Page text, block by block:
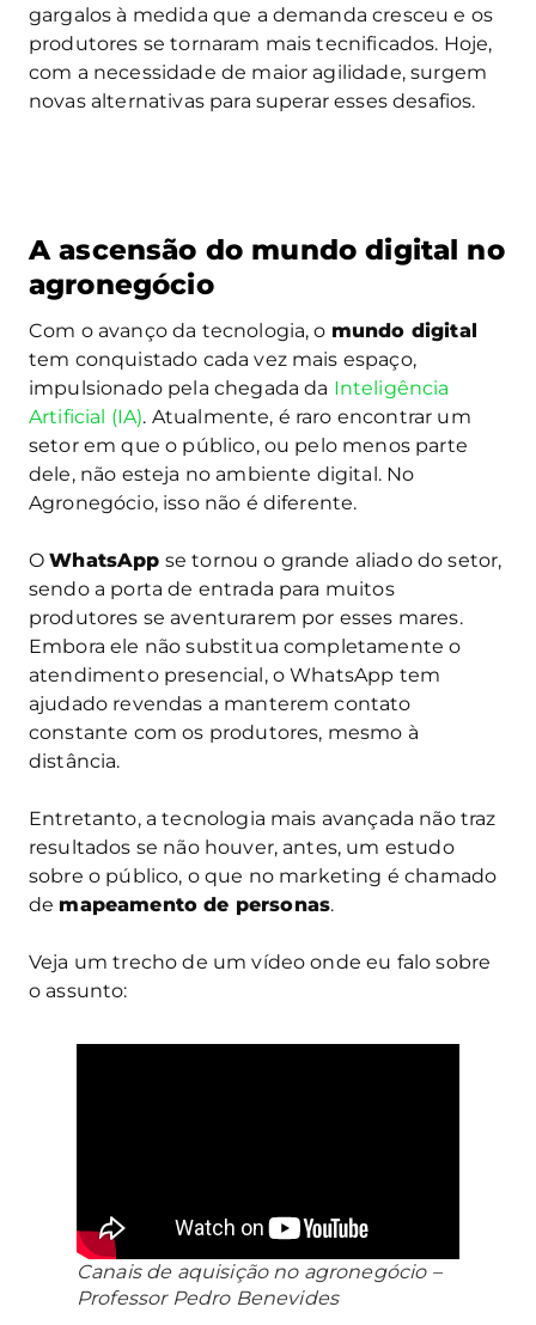
gargalos à medida que a demanda cresceu e os
produtores se tornaram mais tecnificados. Hoje,
com a necessidade de maior agilidade, surgem
novas alternativas para superar esses desafios.
A ascensão do mundo digital no
agronegócio
Com o avanço da tecnologia, o mundo digital
tem conquistado cada vez mais espaço,
impulsionado pela chegada da Inteligência
Artificial (IA). Atualmente, é raro encontrar um
setor em que o público, ou pelo menos parte
dele, não esteja no ambiente digital. No
Agronegócio, isso não é diferente.
OWhatsApp se tornou o grande aliado do setor,
sendo a porta de entrada para muitos
produtores se aventurarem por esses mares.
Embora ele não substitua completamente o
atendimento presencial, o WhatsApp tem
ajudado revendas a manterem contato
constante com os produtores, mesmo à
distância.
Entretanto, a tecnologia mais avançada não traz
resultados se não houver, antes, um estudo
sobre o público, o que no marketing é chamado
de mapeamento de personas.
Veja um trecho de um vídeo onde eu falo sobre
o assunto:
Canais de aquisição no agronegócio –
Professor Pedro Benevides